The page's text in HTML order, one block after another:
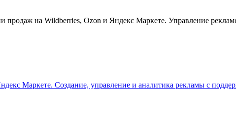
продаж на Wildberries, Ozon и Яндекс Маркете. Управление
Маркете. Создание, управление и аналитика рекламы с